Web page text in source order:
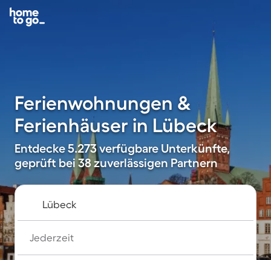
Ferienwohnungen &
Ferienhäuser in Lübeck
Entdecke 5.273 verfügbare Unterkünfte,
geprüft bei 38 zuverlässigen Partnern
Jederzeit